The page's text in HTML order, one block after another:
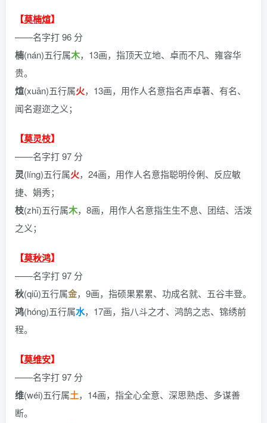
【莫楠煊】
——名字打 96 分
楠(nán)五行属木，13画，指顶天立地、卓而不凡、雍容华
贵。
煊(xuān)五行属火，13画，用作人名意指名声卓著、有名、
闻名遐迩之义；
【莫灵枝】
——名字打 97 分
灵(líng)五行属火，24画，用作人名意指聪明伶俐、反应敏
捷、娟秀；
枝(zhī)五行属木，8画，用作人名意指生生不息、团结、活泼
之义；
【莫秋鸿】
——名字打 97 分
秋(qiū)五行属金，9画，指硕果累累、功成名就、五谷丰登。
鸿(hóng)五行属水，17画，指八斗之才、鸿鹄之志、锦绣前
程。
【莫维安】
——名字打 97 分
维(wéi)五行属土，14画，指全心全意、深思熟虑、多谋善
断。